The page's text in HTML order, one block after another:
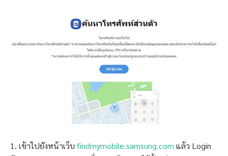
1. เข้าไปยังหน้าเว็บ findmymobile.samsung.com แล้ว Login